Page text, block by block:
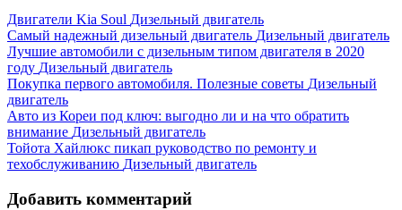
Двигатели Kia Soul Дизельный двигатель
Самый надежный дизельный двигатель Дизельный двигатель
Лучшие автомобили с дизельным типом двигателя в 2020
году Дизельный двигатель
Покупка первого автомобиля. Полезные советы Дизельный
двигатель
Авто из Кореи под ключ: выгодно ли и на что обратить
внимание Дизельный двигатель
Тойота Хайлюкс пикап руководство по ремонту и
техобслуживанию Дизельный двигатель
Добавить комментарий